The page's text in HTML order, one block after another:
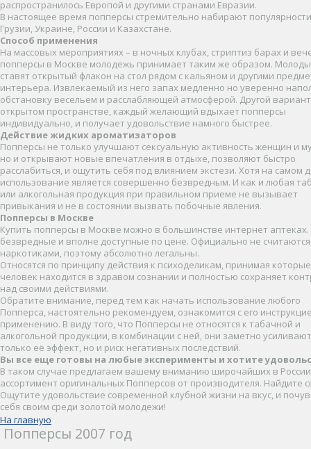
распространилось Европой и другими странами Евразии.
В настоящее время попперсы стремительно набирают
Грузии, Украине, России и Казахстане.
Способ применения
На массовых мероприятиях – в ночных клубах, стриптиз барах и
попперсы в Москве молодежь принимает таким же образом.
ставят открытый флакон на стол рядом с кальяном и другими
интерьера. Извлекаемый из него запах медленно но уверенно
обстановку весельем и расслабляющей атмосферой. Другой
открытом пространстве, каждый желающий вдыхает попперсы
индивидуально, и получает удовольствие намного быстрее.
Действие жидких ароматизаторов
Попперсы не только улучшают сексуальную активность женщин и
но и открывают новые впечатления в отдыхе, позволяют быстро
расслабиться, и ощутить себя под влиянием экстези. Хотя на самом
использование является совершенно безвредным. И как и любая
или алкогольная продукция при правильном приеме не вызывает
привыкания и не в состоянии вызвать побочные явления.
Попперсы в Москве
Купить попперсы в Москве можно в большинстве интернет
безвредные и вполне доступные по цене. Официально не считаются
наркотиками, поэтому абсолютно легальны.
Относятся по принципу действия к психоделикам, принимая которые
человек находится в здравом сознании и полностью сохраняет
над своими действиями.
Обратите внимание, перед тем как начать использование любого
Попперса, настоятельно рекомендуем, ознакомится с его
применению. В виду того, что Попперсы не относятся к табачной и
алкогольной продукции, в комбинации с ней, они заметно
только её эффект, но и риск негативных последствий.
Вы все еще готовы на любые эксперименты и хотите
В таком случае предлагаем вашему вниманию широчайших в России
ассортимент оригинальных Попперсов от производителя. Найдите
Ощутите удовольствие современной клубной жизни на вкус, и
себя своим среди золотой молодежи!
На главную
Попперсы 2007 год